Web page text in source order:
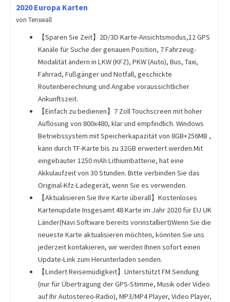
2020 Europa Karten
von Tenswall
【Sparen Sie Zeit】2D/3D Karte-Ansichtsmodus,12 GPS
Kanäle für Suche der genauen Position, 7 Fahrzeug-
Modalität ändern in LKW (KFZ), PKW (Auto), Bus, Taxi,
Fahrrad, Fußgänger und Notfall, geschickte
Routenberechnung und Angabe voraussichtlicher
Ankunftszeit.
【Einfach zu bedienen】7 Zoll Touchscreen mit hoher
Auflösung von 800x480, klar und empfindlich. Windows
Betriebssystem mit Speicherkapazität von 8GB+256MB ,
kann durch TF-Karte bis zu 32GB erweitert werden.Mit
eingebauter 1250 mAh Lithiumbatterie, hat eine
Akkulaufzeit von 30 Stunden. Bitte verbinden Sie das
Original-Kfz-Ladegerät, wenn Sie es verwenden.
【Aktualisieren Sie Ihre Karte überall】Kostenloses
Kartenupdate Insgesamt 48 Karte im Jahr 2020 für EU UK
Länder(Navi Software bereits vorinstalliert)Wenn Sie die
neueste Karte aktualisieren möchten, könnten Sie uns
jederzeit kontakieren, wir werden Ihnen sofort einen
Update-Link zum Herunterladen senden.
【Lindert Reisemüdigkeit】Unterstützt FM Sendung
(nur für Übertragung der GPS-Stimme, Musik oder Video
auf Ihr Autostereo-Radio), MP3/MP4 Player, Video Player,